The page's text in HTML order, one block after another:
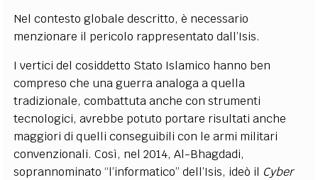
Nel contesto globale descritto, è necessario
menzionare il pericolo rappresentato dall’Isis.
I vertici del cosiddetto Stato Islamico hanno ben
compreso che una guerra analoga a quella
tradizionale, combattuta anche con strumenti
tecnologici, avrebbe potuto portare risultati anche
maggiori di quelli conseguibili con le armi militari
convenzionali. Così, nel 2014, Al-Bhagdadi,
soprannominato “l’informatico” dell’Isis, ideò il Cyber